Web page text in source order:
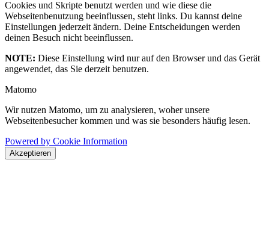
Cookies und Skripte benutzt werden und wie diese die
Webseitenbenutzung beeinflussen, steht links. Du kannst deine
Einstellungen jederzeit ändern. Deine Entscheidungen werden
deinen Besuch nicht beeinflussen.
NOTE: Diese Einstellung wird nur auf den Browser und das Gerät
angewendet, das Sie derzeit benutzen.
Matomo
Wir nutzen Matomo, um zu analysieren, woher unsere
Webseitenbesucher kommen und was sie besonders häufig lesen.
Powered by Cookie Information
Akzeptieren